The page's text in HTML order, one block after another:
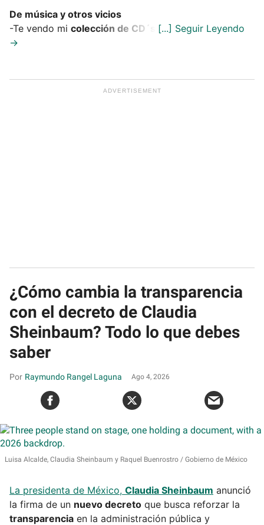
De música y otros vicios
-Te vendo mi colección de CD´s
¿Cómo cambia la transparencia
con el decreto de Claudia
Sheinbaum? Todo lo que debes
saber
Raymundo Rangel Laguna Ago 4, 2026
Luisa Alcalde, Claudia Sheinbaum y Raquel Buenrostro Gobierno de México
La presidenta de México, Claudia Sheinbaum anunció
la firma de un nuevo decreto que busca reforzar la
transparencia en la administración pública y